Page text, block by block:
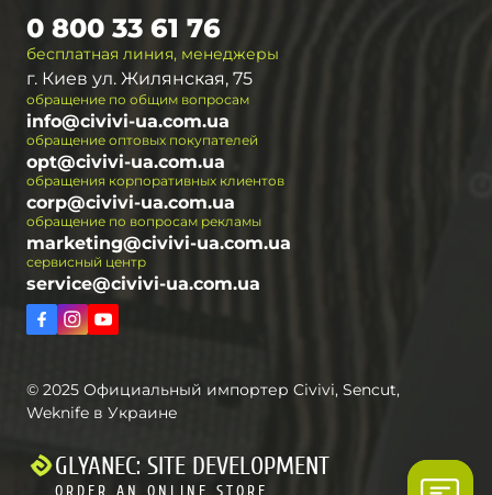
бесплатная линия, менеджеры
0 800 33 61 76
г. Киев ул. Жилянская, 75
обращение по общим вопросам
info@civivi-ua.com.ua
обращение оптовых покупателей
opt@civivi-ua.com.ua
обращения корпоративных клиентов
corp@civivi-ua.com.ua
обращение по вопросам рекламы
marketing@civivi-ua.com.ua
сервисный центр
service@civivi-ua.com.ua
© 2025 Официальный импортер Civivi, Sencut,
Weknife в Украине
GLYANEC: SITE DEVELOPMENT
ORDER AN ONLINE STORE